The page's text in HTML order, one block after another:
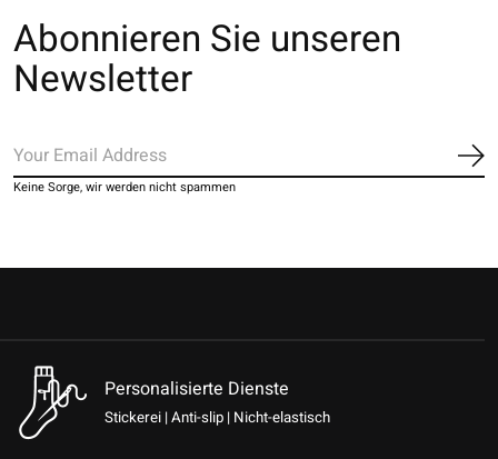
Abonnieren Sie unseren
Newsletter
Keine Sorge, wir werden nicht spammen
Personalisierte Dienste
Stickerei | Anti-slip | Nicht-elastisch